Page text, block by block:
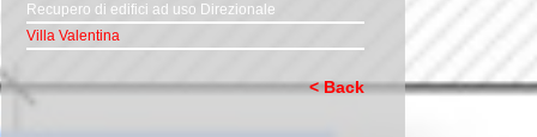
Recupero di edifici ad uso Direzionale
Villa Valentina
< Back